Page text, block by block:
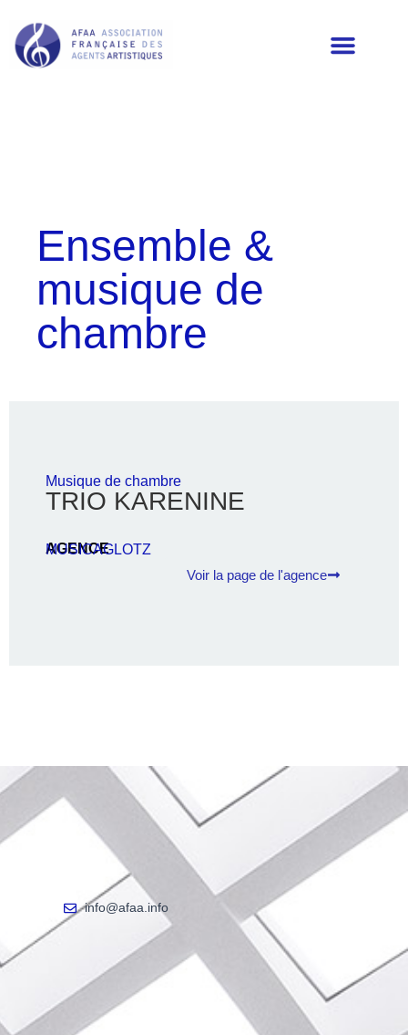
Ensemble &
musique de
chambre
Musique de chambre
TRIO KARENINE
AGENCE
MUSICAGLOTZ
Voir la page de l'agence
info@afaa.info